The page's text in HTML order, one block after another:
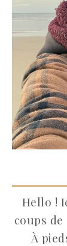
Hello !
coups
À